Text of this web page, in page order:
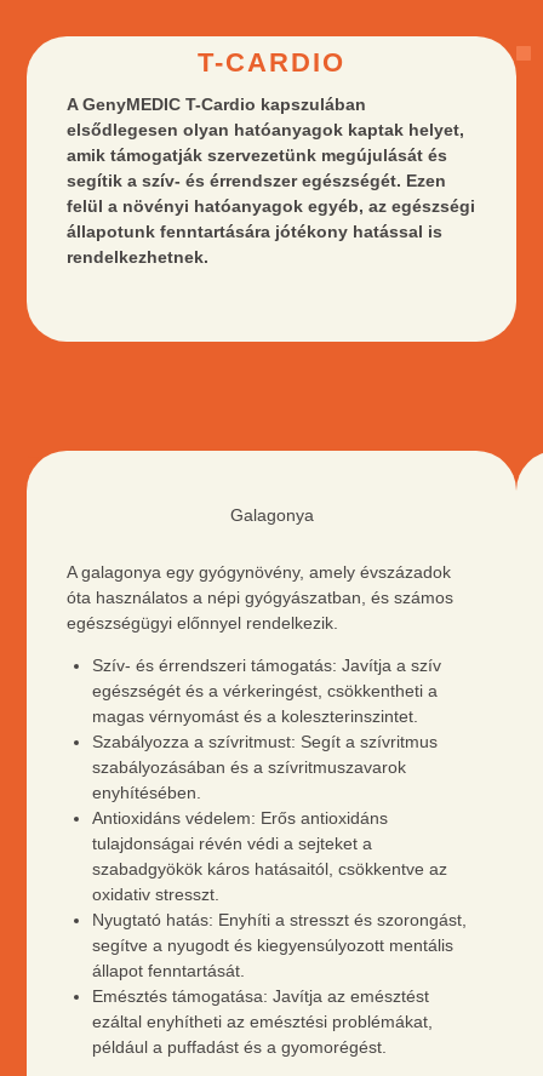
T-CARDIO
A GenyMEDIC T-Cardio kapszulában
elsődlegesen olyan hatóanyagok kaptak helyet,
amik támogatják szervezetünk megújulását és
segítik a szív- és érrendszer egészségét. Ezen
felül a növényi hatóanyagok egyéb, az egészségi
állapotunk fenntartására jótékony hatással is
rendelkezhetnek.
ZÖLD
TEA
Galagonya
A galagonya egy gyógynövény, amely évszázadok
óta használatos a népi gyógyászatban, és számos
egészségügyi előnnyel rendelkezik.
Szív- és érrendszeri támogatás: Javítja a szív
egészségét és a vérkeringést, csökkentheti a
magas vérnyomást és a koleszterinszintet.
Szabályozza a szívritmust: Segít a szívritmus
szabályozásában és a szívritmuszavarok
enyhítésében.
Antioxidáns védelem: Erős antioxidáns
tulajdonságai révén védi a sejteket a
szabadgyökök káros hatásaitól, csökkentve az
oxidativ stresszt.
Nyugtató hatás: Enyhíti a stresszt és szorongást,
segítve a nyugodt és kiegyensúlyozott mentális
állapot fenntartását.
Emésztés támogatása: Javítja az emésztést
ezáltal enyhítheti az emésztési problémákat,
például a puffadást és a gyomorégést.